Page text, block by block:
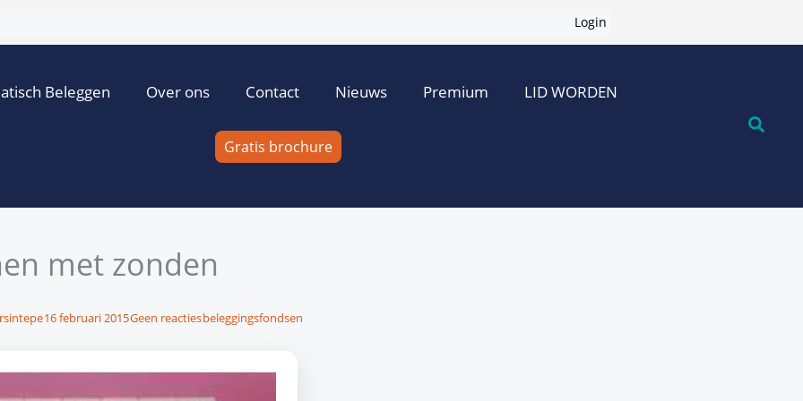
Login
Beleggen Over ons Contact Nieuws Premium LID WORDEN
Gratis brochure
met zonden
16 februari 2015Geen reactiesbeleggingsfondsen